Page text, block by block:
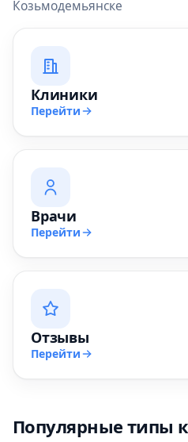
Козьмодемьянске
Клиники
Перейти
Врачи
Перейти
Отзывы
Перейти
Популярные типы